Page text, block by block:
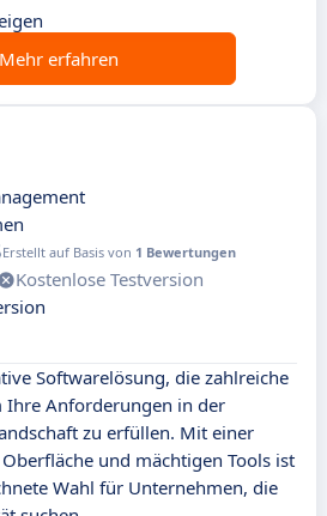
Mehr erfahren
Erstellt auf Basis von 1 Bewertungen
Kostenlose Testversion
Softwarelösung, die zahlreiche
Ihre Anforderungen in der
zu erfüllen. Mit einer
und mächtigen Tools ist
Wahl für Unternehmen, die